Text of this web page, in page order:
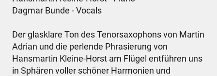
Dagmar Bunde - Vocals
Der glasklare Ton des Tenorsaxophons von Martin
Adrian und die perlende Phrasierung von
Hansmartin Kleine-Horst am Flügel entführen uns
in Sphären voller schöner Harmonien und